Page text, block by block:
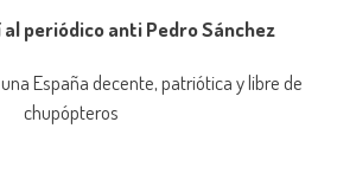
periódico anti Pedro Sánchez
España decente, patriótica y libre de
chupópteros